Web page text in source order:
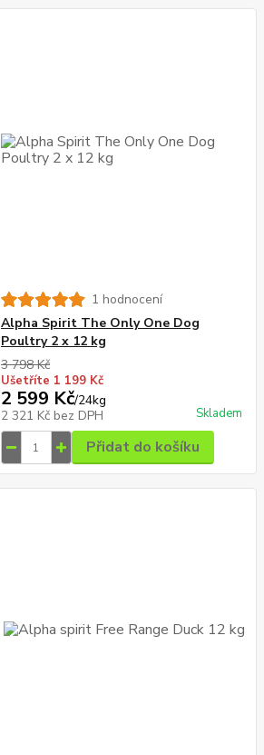
1 hodnocení
Alpha Spirit The Only One Dog
Poultry 2 x 12 kg
3 798 Kč
Ušetříte 1 199 Kč
2 599 Kč/24kg
2 321 Kč bez DPH Skladem
Přidat do košíku